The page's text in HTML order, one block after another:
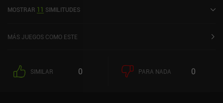
MOSTRAR 11 SIMILITUDES
MÁS JUEGOS COMO ESTE
SIMILAR 0 PARA NADA 0